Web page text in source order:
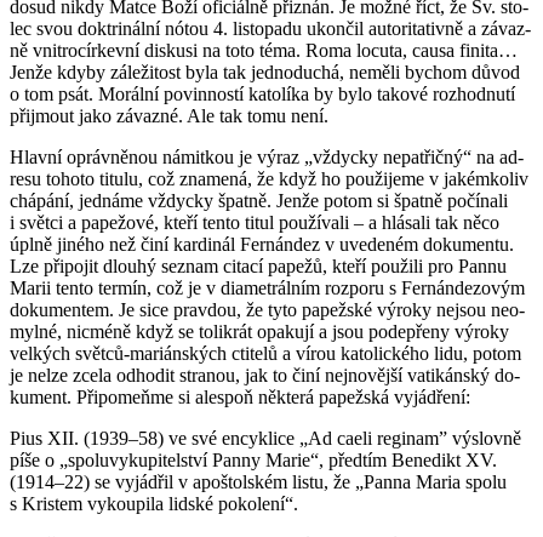
dosud nikdy Matce Boží ofi­ci­ál­ně při­znán. Je možné říct, že Sv. sto­
lec svou dok­tri­nál­ní nótou 4. lis­to­pa­du ukon­čil au­to­ri­ta­tiv­ně a zá­vaz­
ně vni­t­ro­cír­kev­ní dis­ku­si na toto téma. Roma lo­cu­ta, causa fi­ni­ta…
Jenže kdyby zá­le­ži­tost byla tak jed­no­du­chá, ne­mě­li bychom důvod
o tom psát. Mo­rál­ní po­vin­nos­tí ka­to­lí­ka by bylo ta­ko­vé roz­hod­nu­tí
při­jmout jako zá­vaz­né. Ale tak tomu není.
Hlav­ní opráv­ně­nou ná­mit­kou je výraz „vždyc­ky ne­pa­t­řič­ný“ na ad­
re­su to­ho­to ti­tu­lu, což zna­me­ná, že když ho po­u­ži­je­me v ja­kém­ko­liv
chá­pá­ní, jed­ná­me vždyc­ky špat­ně. Jenže potom si špat­ně po­čí­na­li
i svět­ci a pa­pe­žo­vé, kteří tento titul po­u­ží­va­li – a hlá­sa­li tak něco
úplně ji­né­ho než činí kar­di­nál Fer­nán­dez v uve­de­ném do­ku­men­tu.
Lze při­po­jit dlou­hý se­znam ci­ta­cí pa­pe­žů, kteří po­u­ži­li pro Pannu
Marii tento ter­mín, což je v di­a­me­t­rál­ním roz­po­ru s Fer­nán­dez­o­vým
do­ku­men­tem. Je sice prav­dou, že tyto pa­pež­ské vý­ro­ky nejsou ne­o­
myl­né, nicmé­ně když se to­li­krát opa­ku­jí a jsou po­de­pře­ny vý­ro­ky
vel­kých svět­ců-ma­ri­án­ských cti­te­lů a vírou ka­to­lic­ké­ho lidu, potom
je nelze zcela od­ho­dit stra­nou, jak to činí nej­no­věj­ší va­ti­kán­ský do­
ku­ment. Při­po­meňme si ale­spoň ně­kte­rá pa­pež­ská vy­já­d­ře­ní:
Pius XII. (1939–58) ve své en­cyk­li­ce „Ad caeli re­gi­nam” vý­slov­ně
píše o „spo­lu­vy­ku­pi­tel­ství Panny Marie“, před­tím Be­ne­dikt XV.
(1914–22) se vy­já­d­řil v apoš­tolském listu, že „Panna Maria spolu
s Kris­tem vy­kou­pi­la lid­ské po­ko­le­ní“.